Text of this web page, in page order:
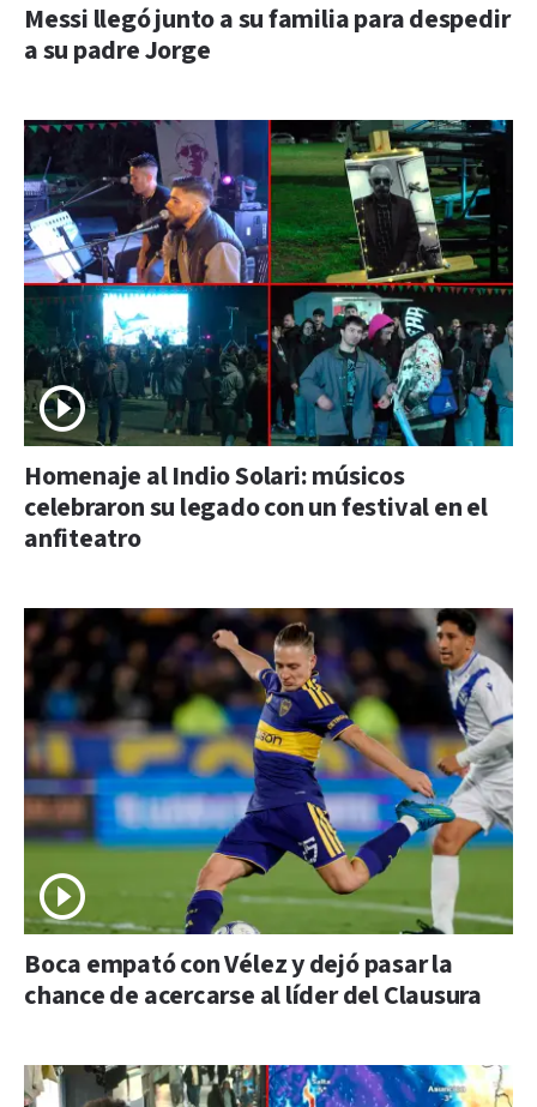
Messi llegó junto a su familia para despedir
a su padre Jorge
Homenaje al Indio Solari: músicos
celebraron su legado con un festival en el
anfiteatro
Boca empató con Vélez y dejó pasar la
chance de acercarse al líder del Clausura